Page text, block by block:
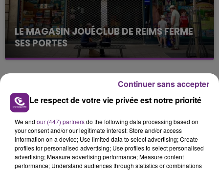
LE MAGASIN JOUÉCLUB DE REIMS FERME
SES PORTES
C'était l'une des institutions du centre-ville
Le respect de votre vie privée est notre priorité
We and our (447) partnersdo the following data processing based on
your consent and/or our legitimate interest: Store and/or access
information on a device; Use limited data to select advertising; Create
profiles for personalised advertising; Use profiles to select personalised
advertising; Measure advertising performance; Measure content
performance; Understand audiences through statistics or combinations
Continuer sans accepter